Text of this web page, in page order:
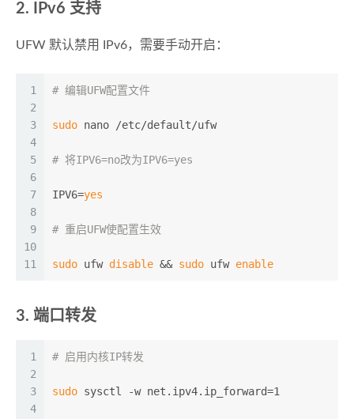
2. IPv6 支持
UFW 默认禁用 IPv6，需要手动开启：
1
2
3
4
5
6
7
8
9
10
11
# 编辑UFW配置文件
sudo nano /etc/default/ufw
# 将IPV6=no改为IPV6=yes
IPV6=yes
# 重启UFW使配置生效
sudo ufw disable && sudo ufw enable
3. 端口转发
1
2
3
4
# 启用内核IP转发
sudo sysctl -w net.ipv4.ip_forward=1